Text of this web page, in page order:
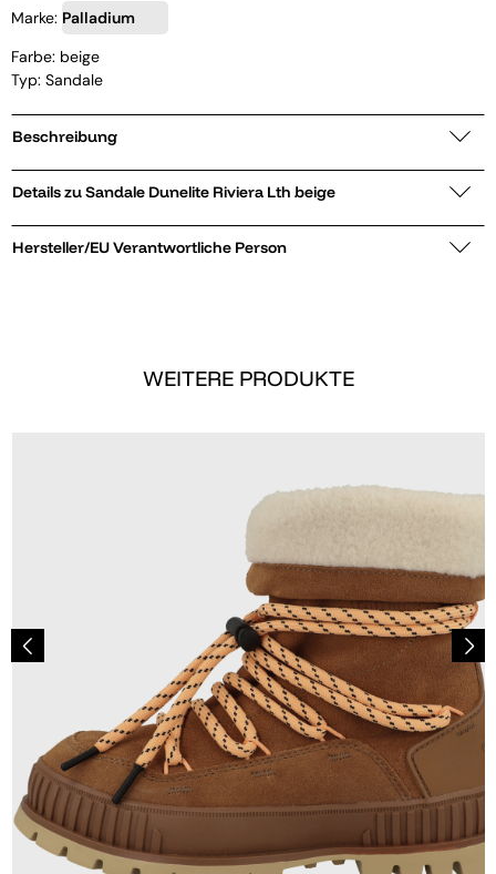
Marke: Palladium
Farbe: beige
Typ: Sandale
Beschreibung
Details zu Sandale Dunelite Riviera Lth beige
Hersteller/EU Verantwortliche Person
WEITERE PRODUKTE